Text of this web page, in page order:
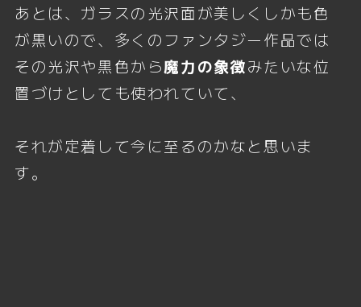
あとは、ガラスの光沢面が美しくしかも色
が黒いので、多くのファンタジー作品では
その光沢や黒色から魔力の象徴みたいな位
置づけとしても使われていて、
それが定着して今に至るのかなと思いま
す。